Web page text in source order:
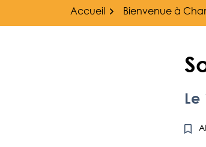
Accueil Bienvenue à
Le